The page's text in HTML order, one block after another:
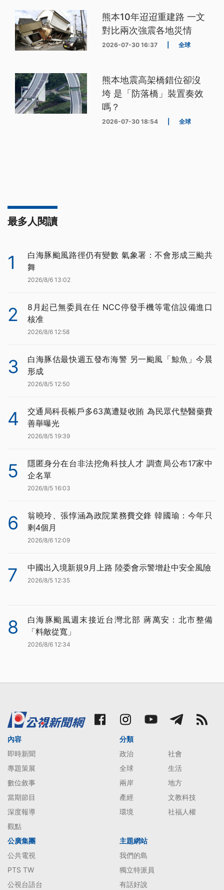
熊本10年迢迢重建路 一文
對比兩次強震各地災情
2026-07-30 16:37 全球
熊本地震高架橋錯位卻沒
垮 是「防落橋」裝置奏效
嗎？
2026-07-30 18:54 全球
最多人閱讀
1
白海豚颱風路徑仍有變數 氣象署：不會形成三颱共
舞
2026/8/6 13:02
2
8月起已無委員在任 NCC停發手機等電信設備進口
核准
2026/8/6 12:58
3
白海豚估最快週五發布海警 另一颱風「鯨魚」今晨
形成
2026/8/5 12:50
4
交通局科長帳戶多63萬遭疑收賄 為民眾代墊醫藥費
善舉曝光
2026/8/5 19:39
5
隱匿身分在台非法挖角科技人才 調查局公布17家中
企名單
2026/8/5 16:03
6
翁曉玲、張惇涵為政院業務費交鋒 韓國瑜：今年只
剩4個月
2026/8/6 12:09
7 中國出入境新規9月上路 陸委會示警增赴中安全風險
2026/8/5 12:35
8
白海豚颱風週末接近台灣北部 蔣萬安：北市整備
「料敵從寬」
2026/8/6 12:34
內容
即時新聞
專題策展
數位敘事
當期節目
深度報導
觀點
分類
政治
社會
全球
生活
兩岸
地方
產經
文教科技
環境
社福人權
公廣集團
公共電視
PTS TW
公視台語台
主題網站
我們的島
獨立特派員
有話好說